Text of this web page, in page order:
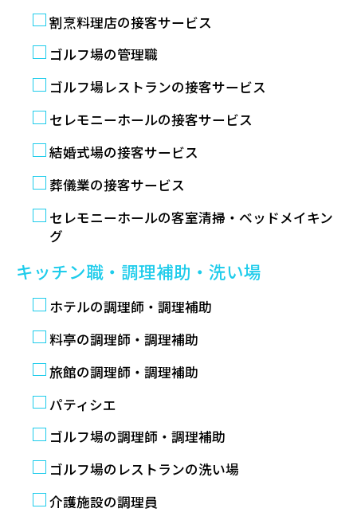
割烹料理店の接客サービス
ゴルフ場の管理職
ゴルフ場レストランの接客サービス
セレモニーホールの接客サービス
結婚式場の接客サービス
葬儀業の接客サービス
セレモニーホールの客室清掃・ベッドメイキン
グ
キッチン職・調理補助・洗い場
ホテルの調理師・調理補助
料亭の調理師・調理補助
旅館の調理師・調理補助
パティシエ
ゴルフ場の調理師・調理補助
ゴルフ場のレストランの洗い場
介護施設の調理員